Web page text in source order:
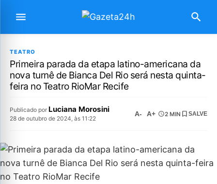
TEATRO
Primeira parada da etapa latino-americana da
nova turnê de Bianca Del Rio será nesta quinta-
feira no Teatro RioMar Recife
Publicado por Luciana Morosini
28 de outubro de 2024, às 11:22
A- A+ 2 MIN SALVE